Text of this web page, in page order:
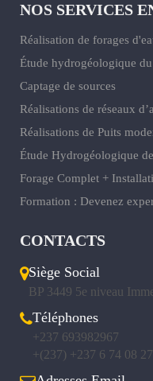
NOS SERVICES
Réalisation de forages
Étude hydrogéologique
Captage de sources
Réalisations de réseaux
Réalisations de Puits
Étude Hydrogéologique
Forage Complet +
Formation : Devenez
CONTACTS
Siège Social
BP 3449 5e niveau
Téléphones
+237 693982967
+(237) +237 6 74 08